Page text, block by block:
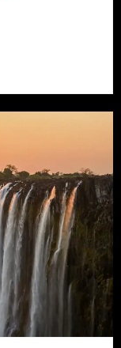
Un
et
monastique
aux
racines
de
la
Riviera”